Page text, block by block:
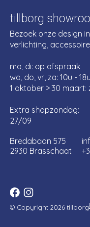
tillborg
Bezoek onze design
verlichting,
ma, di: op afspraak
wo, do, vr, za: 10u - 18u
1 oktober > 30 maart:
Extra shopzondag:
27/09
Bredabaan 575
2930 Brasschaat
© Copyright 2026 tillborg